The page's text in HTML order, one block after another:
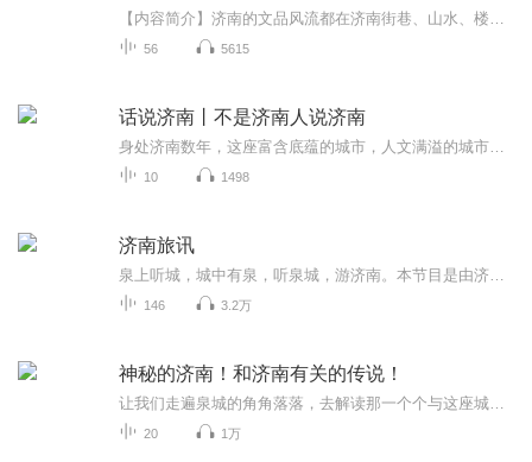
56 5615
话说济南丨不是济南人说济南
10 1498
济南旅讯
146 3.2万
神秘的济南！和济南有关的传说！
20 1万